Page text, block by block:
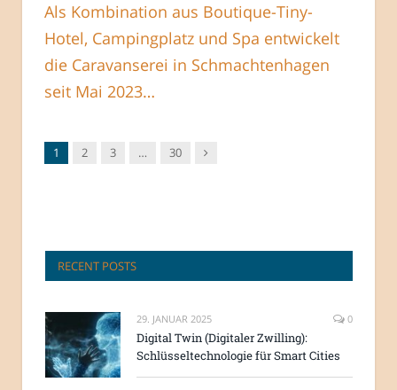
Als Kombination aus Boutique-Tiny-
Hotel, Campingplatz und Spa entwickelt
die Caravanserei in Schmachtenhagen
seit Mai 2023…
1 2 3 … 30 Nachfolger
RECENT POSTS
29. JANUAR 2025 0
Digital Twin (Digitaler Zwilling):
Schlüsseltechnologie für Smart Cities